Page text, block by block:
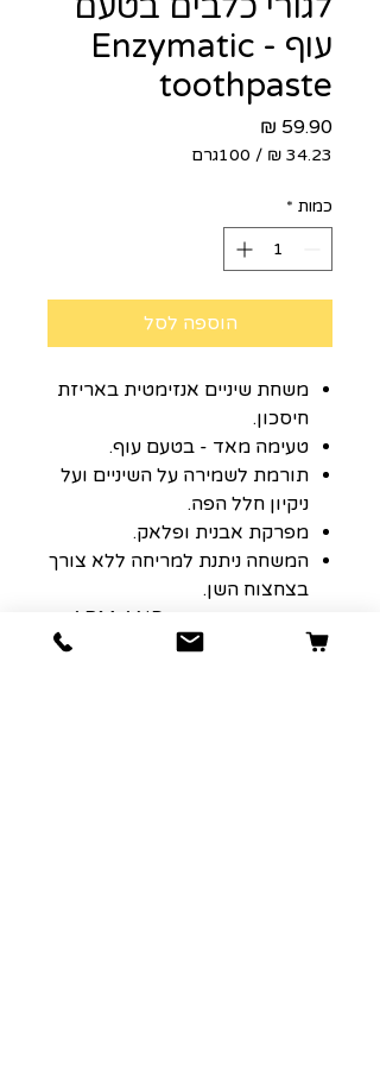
עוף - Enzymatic
toothpaste
/ 100גרם
לכל
100
כמות *
הוספה לסל
משחת שיניים אנזימטית באריזת
חיסכון.
טעימה מאד - בטעם עוף.
תורמת לשמירה על השיניים ועל
ניקיון חלל הפה.
מפרקת אבנית ופלאק.
המשחה ניתנת למריחה ללא צורך
בצחצוח השן.
ארם אנד האמר - ARM AND
HAMMER - USA